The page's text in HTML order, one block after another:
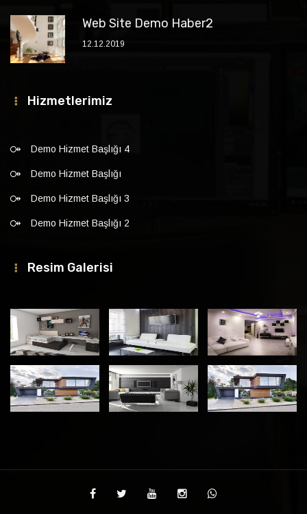
Web Site Demo Haber2
12.12.2019
Hizmetlerimiz
Demo Hizmet Başlığı 4
Demo Hizmet Başlığı
Demo Hizmet Başlığı 3
Demo Hizmet Başlığı 2
Resim Galerisi